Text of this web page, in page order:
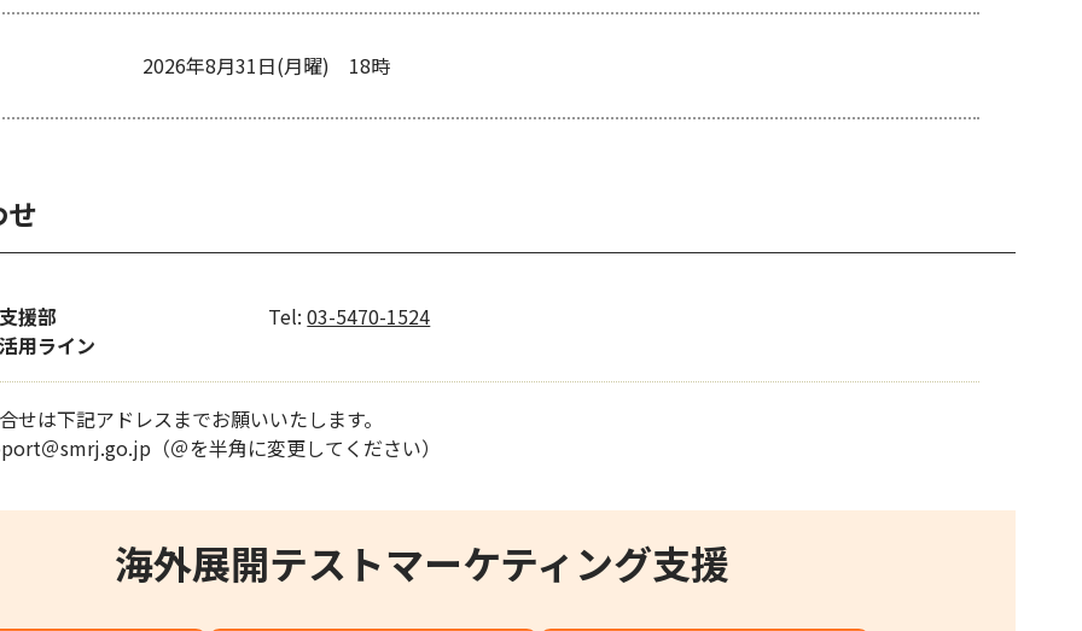
2026年8月31日(月曜) 18時
援部
用ライン
Tel:03-5470-1524
せは下記アドレスまでお願いいたします。
＠smrj.go.jp（＠を半角に変更してください）
海外展開テストマーケティング支援